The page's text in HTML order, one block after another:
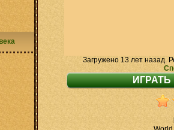
Загружено 13 лет назад.